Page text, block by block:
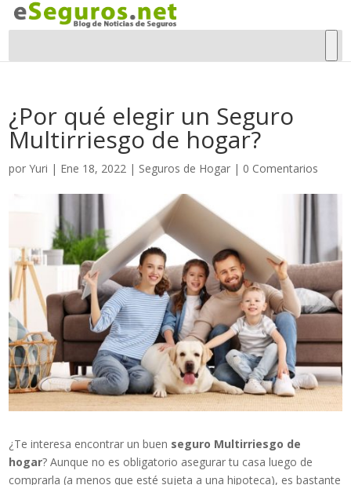
¿Por qué elegir un Seguro
Multirriesgo de hogar?
porYuri | Ene 18, 2022 | Seguros de Hogar | 0 Comentarios
¿Te interesa encontrar un buen seguro Multirriesgo de
hogar? Aunque no es obligatorio asegurar tu casa luego de
comprarla (a menos que esté sujeta a una hipoteca), es bastante